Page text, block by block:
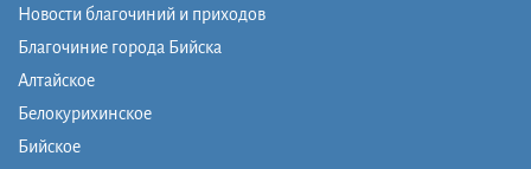
Новости благочиний и приходов
Благочиние города Бийска
Алтайское
Белокурихинское
Бийское